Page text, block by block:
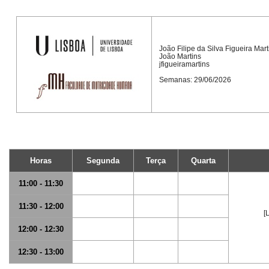
João Filipe da Silva Figueira
João Martins
jfigueiramartins
Semanas: 29/06/2026
Horas Segunda Terça Quarta
11:00 - 11:30
11:30 - 12:00
12:00 - 12:30
12:30 - 13:00